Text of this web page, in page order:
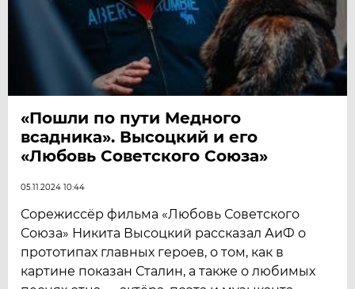
«Пошли по пути Медного
всадника». Высоцкий и его
«Любовь Советского Союза»
05.11.2024 10:44
Сорежиссёр фильма «Любовь Советского
Союза» Никита Высоцкий рассказал АиФ о
прототипах главных героев, о том, как в
картине показан Сталин, а также о любимых